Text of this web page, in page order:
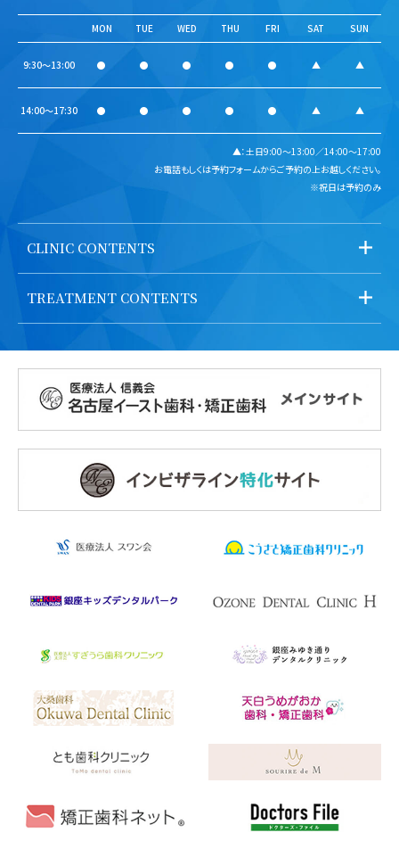
MON TUE WED THU FRI SAT SUN
9:30～13:00 ● ● ● ● ● ▲ ▲
14:00～17:30 ● ● ● ● ● ▲ ▲
▲：土日9:00～13:00／14:00～17:00
お電話もしくは予約フォームからご予約の上お越しください。
※祝日は予約のみ
CLINIC CONTENTS
TREATMENT CONTENTS